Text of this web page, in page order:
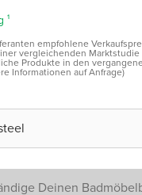
¹
empfohlene
vergleichenden
Produkte in den
Informationen auf Anfrage)
Deinen